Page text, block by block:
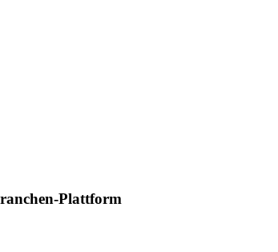
Plattform